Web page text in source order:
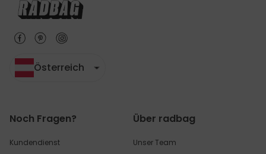
Österreich
Noch Fragen?
Kundendienst
Über radbag
Unser Team